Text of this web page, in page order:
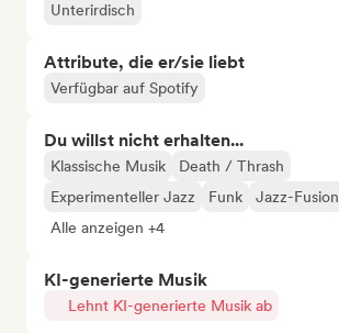
Unterirdisch
Attribute, die er/sie liebt
Verfügbar auf Spotify
Du willst nicht erhalten...
Klassische Musik
Death / Thrash
Experimenteller Jazz
Funk Jazz-Fusion
Alle anzeigen +4
KI-generierte Musik
Lehnt KI-generierte Musik ab